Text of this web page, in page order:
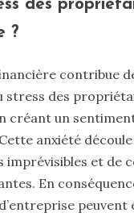
des
?
contribue
stress des
créant un
anxiété
imprévisibles et de
En
peuvent